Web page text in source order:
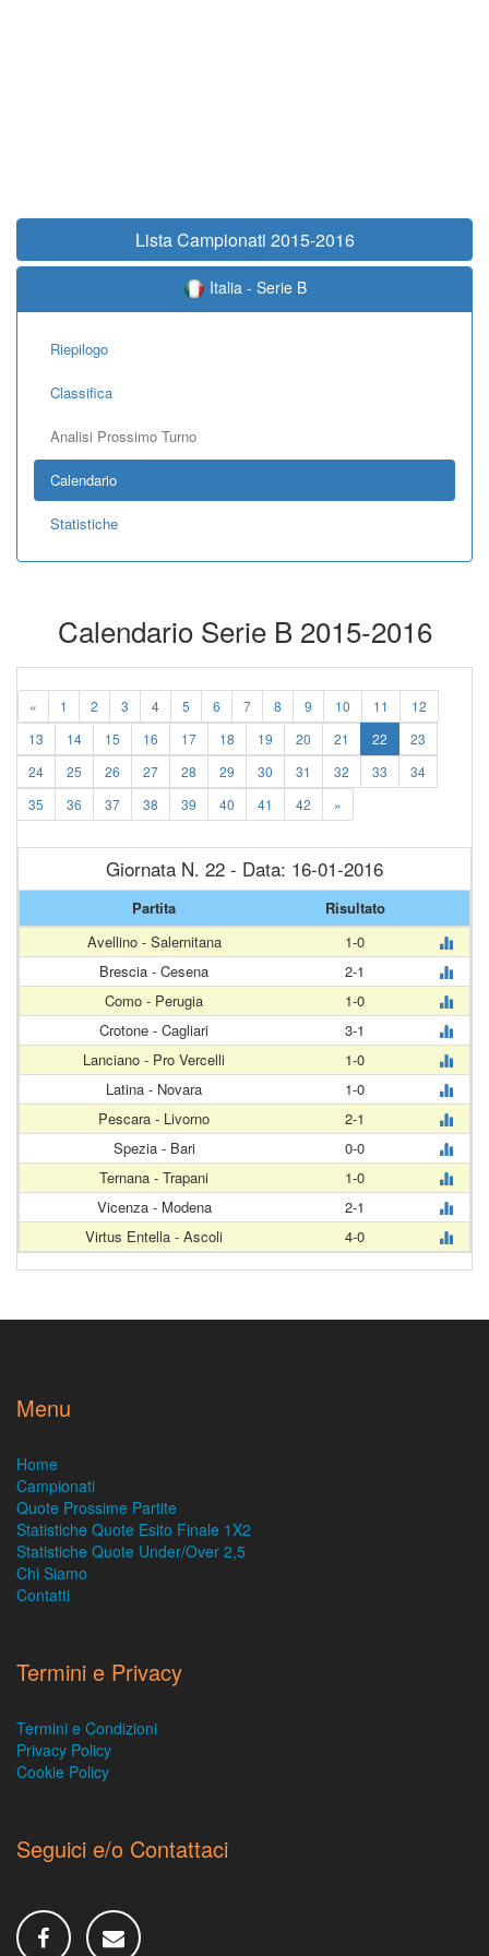
Lista Campionati 2015-2016
Italia - Serie B
Riepilogo
Classifica
Analisi Prossimo Turno
Calendario
Statistiche
Calendario Serie B 2015-2016
« 1 2 3 4 5 6 7 8 9 10 11
12
13
14 15 16 17 18 19 20 21 22
23
24
25 26 27 28 29 30 31 32 33
34
35
36 37 38 39 40 41 42 »
Giornata N. 22 - Data: 16-01-2016
Partita
Risultato
Avellino - Salernitana
1-0
Brescia - Cesena
2-1
Como - Perugia
1-0
Crotone - Cagliari
3-1
Lanciano - Pro Vercelli
1-0
Latina - Novara
1-0
Pescara - Livorno
2-1
Spezia - Bari
0-0
Ternana - Trapani
1-0
Vicenza - Modena
2-1
Virtus Entella - Ascoli
4-0
Menu
Home
Campionati
Quote Prossime Partite
Statistiche Quote Esito Finale 1X2
Statistiche Quote Under/Over 2,5
Chi Siamo
Contatti
Termini e Privacy
Termini e Condizioni
Privacy Policy
Cookie Policy
Seguici e/o Contattaci